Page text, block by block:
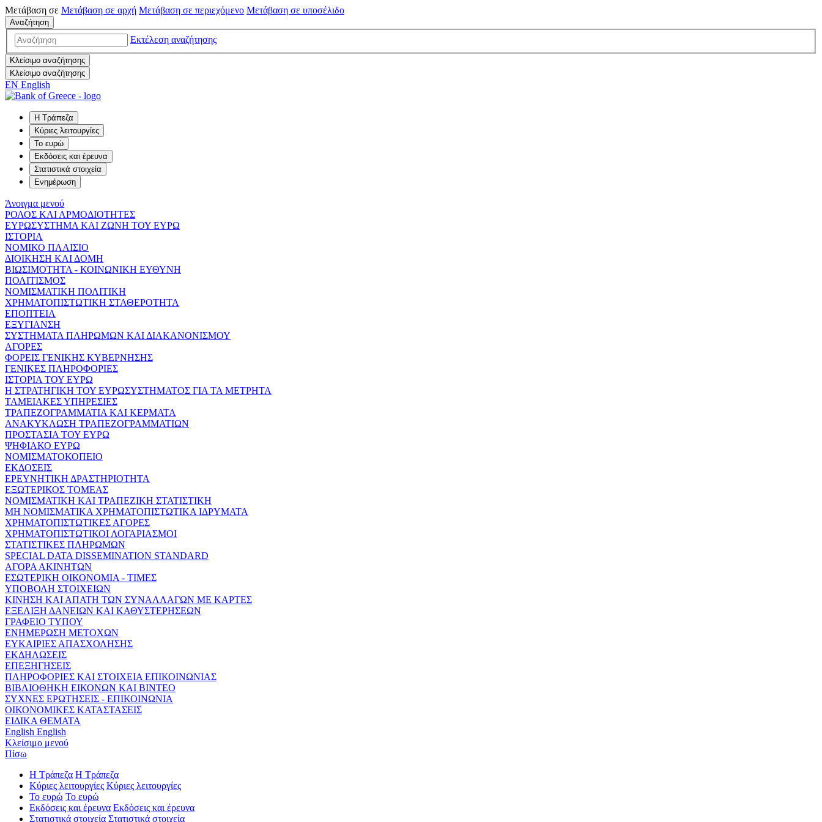
Μετάβαση σε Μετάβαση σε αρχή Μετάβαση σε περιεχόμενο Μετάβαση σε υποσέλιδο
Αναζήτηση
Εκτέλεση αναζήτησης
Κλείσιμο αναζήτησης
Κλείσιμο αναζήτησης
EN English
Η Τράπεζα
Κύριες λειτουργίες
Το ευρώ
Εκδόσεις και έρευνα
Στατιστικά στοιχεία
Ενημέρωση
Άνοιγμα μενού
ΡΟΛΟΣ ΚΑΙ ΑΡΜΟΔΙΟΤΗΤΕΣ
ΕΥΡΩΣΥΣΤΗΜΑ ΚΑΙ ΖΩΝΗ ΤΟΥ ΕΥΡΩ
ΙΣΤΟΡΙΑ
ΝΟΜΙΚΟ ΠΛΑΙΣΙΟ
ΔΙΟΙΚΗΣΗ ΚΑΙ ΔΟΜΗ
ΒΙΩΣΙΜΟΤΗΤΑ - ΚΟΙΝΩΝΙΚΗ ΕΥΘΥΝΗ
ΠΟΛΙΤΙΣΜΟΣ
ΝΟΜΙΣΜΑΤΙΚΗ ΠΟΛΙΤΙΚΗ
ΧΡΗΜΑΤΟΠΙΣΤΩΤΙΚΗ ΣΤΑΘΕΡΟΤΗΤΑ
ΕΠΟΠΤΕΙΑ
ΕΞΥΓΙΑΝΣΗ
ΣΥΣΤΗΜΑΤΑ ΠΛΗΡΩΜΩΝ ΚΑΙ ΔΙΑΚΑΝΟΝΙΣΜΟΥ
ΑΓΟΡΕΣ
ΦΟΡΕΙΣ ΓΕΝΙΚΗΣ ΚΥΒΕΡΝΗΣΗΣ
ΓΕΝΙΚΕΣ ΠΛΗΡΟΦΟΡΙΕΣ
ΙΣΤΟΡΙΑ ΤΟΥ ΕΥΡΩ
Η ΣΤΡΑΤΗΓΙΚΗ ΤΟΥ ΕΥΡΩΣΥΣΤΗΜΑΤΟΣ ΓΙΑ ΤΑ ΜΕΤΡΗΤΑ
ΤΑΜΕΙΑΚΕΣ ΥΠΗΡΕΣΙΕΣ
ΤΡΑΠΕΖΟΓΡΑΜΜΑΤΙΑ ΚΑΙ ΚΕΡΜΑΤΑ
ΑΝΑΚΥΚΛΩΣΗ ΤΡΑΠΕΖΟΓΡΑΜΜΑΤΙΩΝ
ΠΡΟΣΤΑΣΙΑ ΤΟΥ ΕΥΡΩ
ΨΗΦΙΑΚΟ ΕΥΡΩ
ΝΟΜΙΣΜΑΤΟΚΟΠΕΙΟ
ΕΚΔΟΣΕΙΣ
ΕΡΕΥΝΗΤΙΚΗ ΔΡΑΣΤΗΡΙΟΤΗΤΑ
ΕΞΩΤΕΡΙΚΟΣ ΤΟΜΕΑΣ
ΝΟΜΙΣΜΑΤΙΚΗ ΚΑΙ ΤΡΑΠΕΖΙΚΗ ΣΤΑΤΙΣΤΙΚΗ
ΜΗ ΝΟΜΙΣΜΑΤΙΚΑ ΧΡΗΜΑΤΟΠΙΣΤΩΤΙΚΑ ΙΔΡΥΜΑΤΑ
ΧΡΗΜΑΤΟΠΙΣΤΩΤΙΚΕΣ ΑΓΟΡΕΣ
ΧΡΗΜΑΤΟΠΙΣΤΩΤΙΚΟΙ ΛΟΓΑΡΙΑΣΜΟΙ
ΣΤΑΤΙΣΤΙΚΕΣ ΠΛΗΡΩΜΩΝ
SPECIAL DATA DISSEMINATION STANDARD
ΑΓΟΡΑ ΑΚΙΝΗΤΩΝ
ΕΣΩΤΕΡΙΚΗ ΟΙΚΟΝΟΜΙΑ - ΤΙΜΕΣ
ΥΠΟΒΟΛΗ ΣΤΟΙΧΕΙΩΝ
ΚΙΝΗΣΗ ΚΑΙ ΑΠΑΤΗ ΤΩΝ ΣΥΝΑΛΛΑΓΩΝ ΜΕ ΚΑΡΤΕΣ
ΕΞΕΛΙΞΗ ΔΑΝΕΙΩΝ ΚΑΙ ΚΑΘΥΣΤΕΡΗΣΕΩΝ
ΓΡΑΦΕΙΟ ΤΥΠΟΥ
ΕΝΗΜΕΡΩΣΗ ΜΕΤΟΧΩΝ
ΕΥΚΑΙΡΙΕΣ ΑΠΑΣΧΟΛΗΣΗΣ
ΕΚΔΗΛΩΣΕΙΣ
ΕΠΕΞΗΓΗΣΕΙΣ
ΠΛΗΡΟΦΟΡΙΕΣ ΚΑΙ ΣΤΟΙΧΕΙΑ ΕΠΙΚΟΙΝΩΝΙΑΣ
ΒΙΒΛΙΟΘΗΚΗ ΕΙΚΟΝΩΝ ΚΑΙ ΒΙΝΤΕΟ
ΣΥΧΝΕΣ ΕΡΩΤΗΣΕΙΣ - ΕΠΙΚΟΙΝΩΝΙΑ
ΟΙΚΟΝΟΜΙΚΕΣ ΚΑΤΑΣΤΑΣΕΙΣ
ΕΙΔΙΚΑ ΘΕΜΑΤΑ
English English
Κλείσιμο μενού
Πίσω
Η Τράπεζα Η Τράπεζα
Κύριες λειτουργίες Κύριες λειτουργίες
Το ευρώ Το ευρώ
Εκδόσεις και έρευνα Εκδόσεις και έρευνα
Στατιστικά στοιχεία Στατιστικά στοιχεία